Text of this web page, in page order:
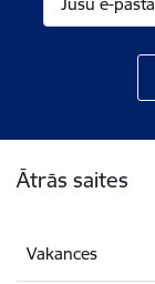
Ātrās saites
Vakances